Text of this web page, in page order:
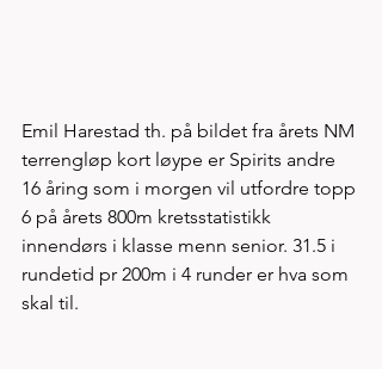
Emil Harestad th. på bildet fra årets NM
terrengløp kort løype er Spirits andre
16 åring som i morgen vil utfordre topp
6 på årets 800m kretsstatistikk
innendørs i klasse menn senior. 31.5 i
rundetid pr 200m i 4 runder er hva som
skal til.